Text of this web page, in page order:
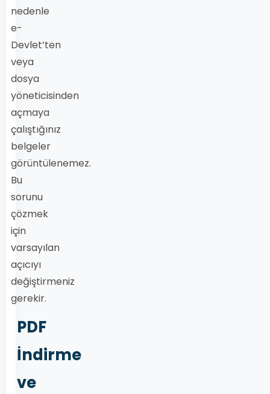
nedenle
e-
Devlet’ten
veya
dosya
yöneticisinden
açmaya
çalıştığınız
belgeler
görüntülenemez.
Bu
sorunu
çözmek
için
varsayılan
açıcıyı
değiştirmeniz
gerekir.
PDF
İndirme
ve